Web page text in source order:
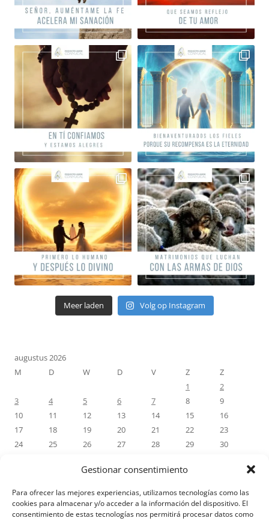
Gestionar consentimiento
Para ofrecer las mejores experiencias, utilizamos tecnologías como las
cookies para almacenar y/o acceder a la información del dispositivo. El
consentimiento de estas tecnologías nos permitirá procesar datos como
Meer laden Volg op Instagram
augustus 2026
M
D W D V Z
Z
1
2
3
4 5 6 7 8
9
10
11 12 13 14 15
16
17
18 19 20 21 22
23
24
25 26 27 28 29
30
RECENTE REACTIES